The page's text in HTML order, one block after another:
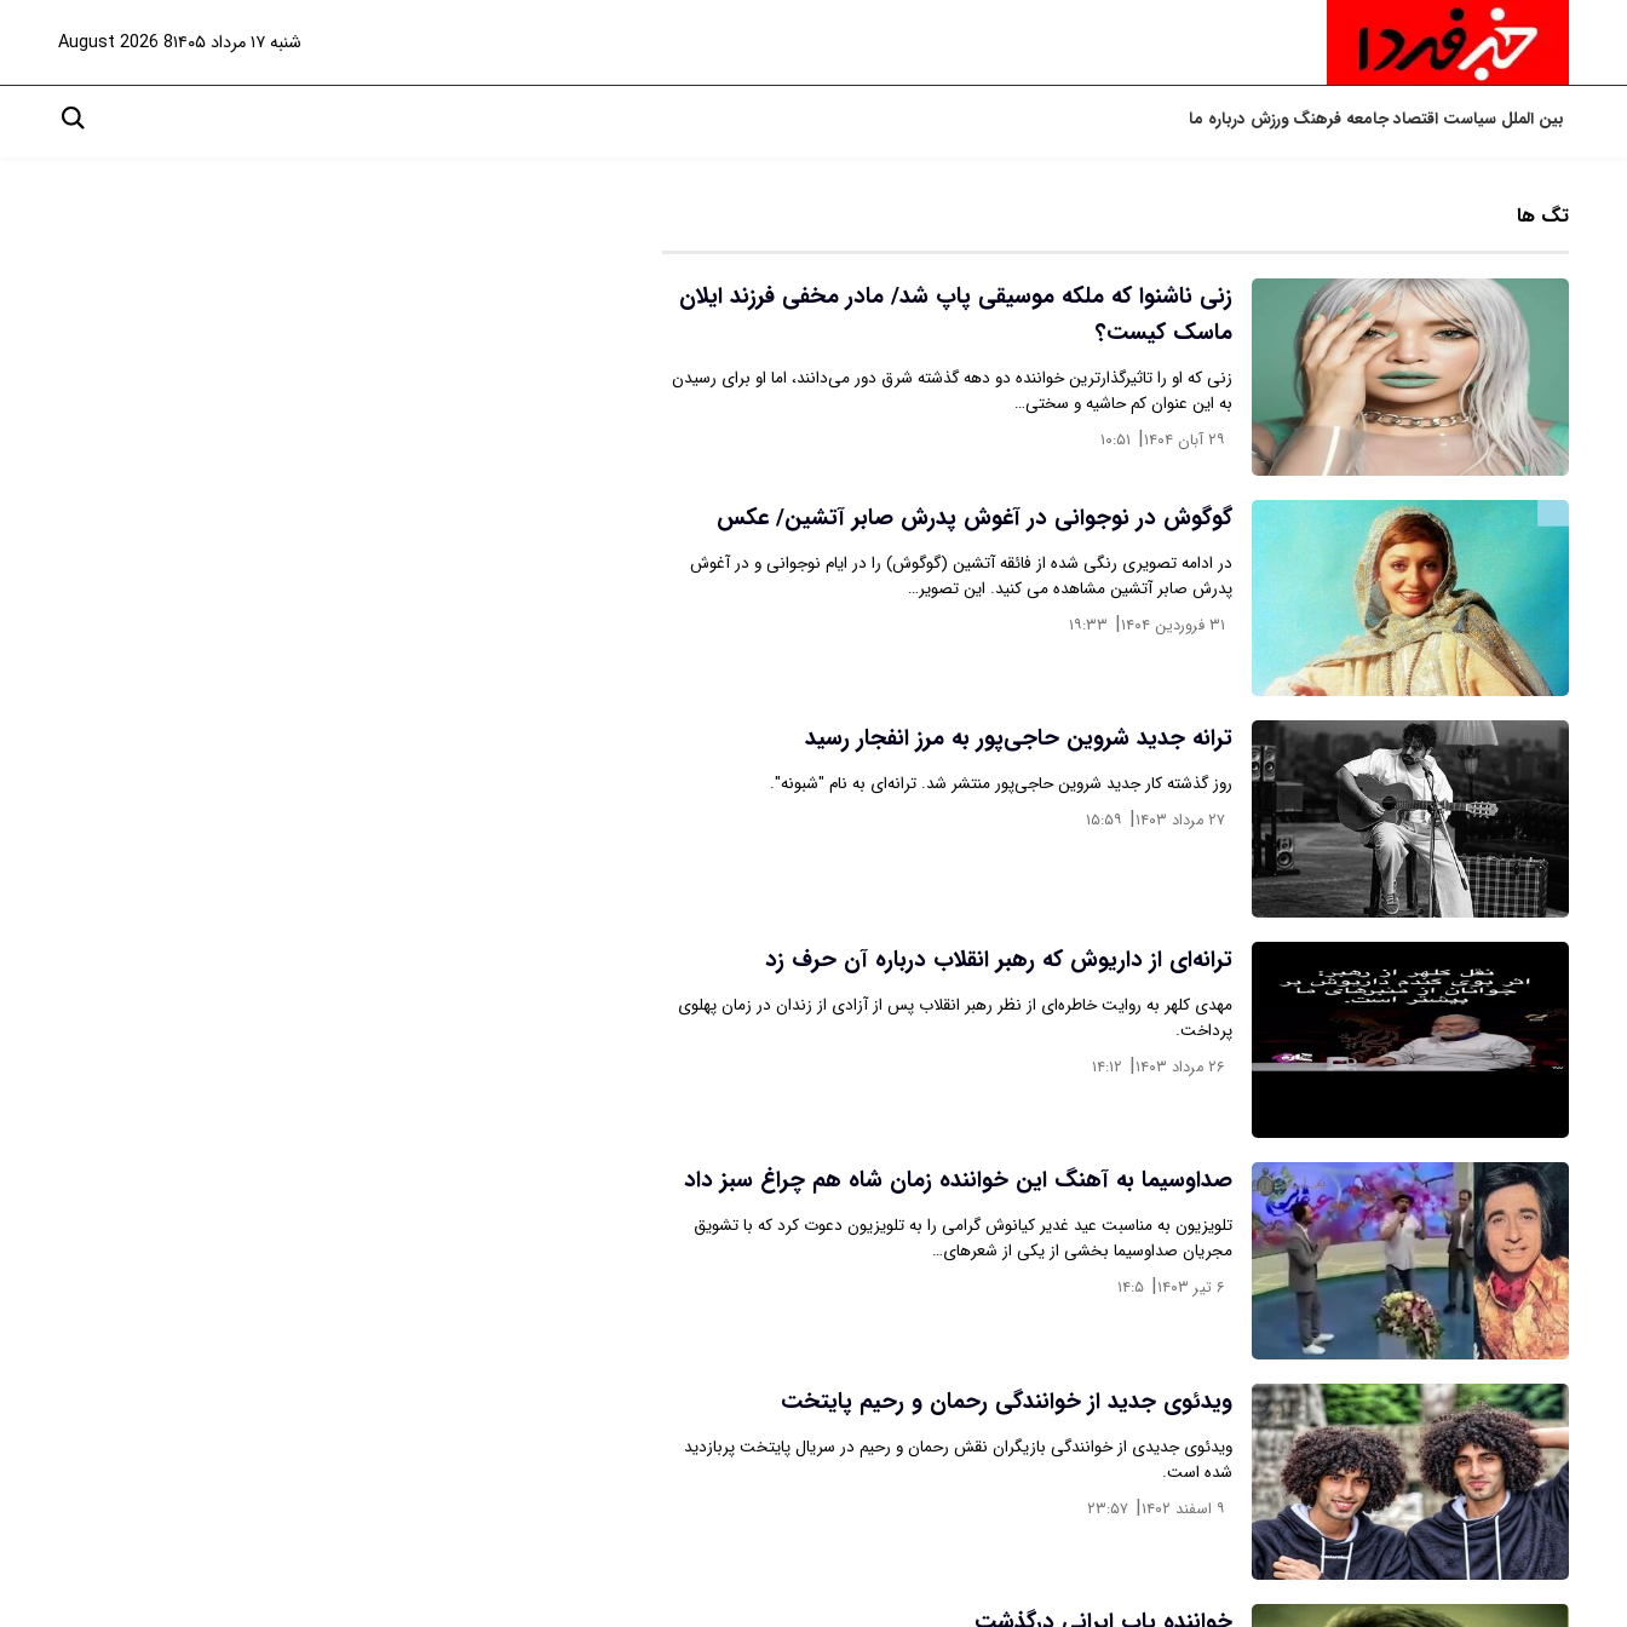
شنبه ۱۷ مرداد ۱۴۰۵ 8 August 2026
بین الملل سیاست اقتصادجامعه فرهنگورزش درباره ما
تگ ها
زنی ناشنوا که ملکه موسیقی پاپ شد/ مادر مخفی فرزند ایلان
ماسک کیست؟
زنی که او را تاثیرگذارترین خواننده دو دهه گذشته شرق دور می‌دانند، اما او برای رسیدن
به این عنوان کم حاشیه و سختی…
۲۹ آبان ۱۴۰۴ | ۱۰:۵۱
گوگوش در نوجوانی در آغوش پدرش صابر آتشین/ عکس
در ادامه تصویری رنگی شده از فائقه آتشین (گوگوش) را در ایام نوجوانی و در آغوش
پدرش صابر آتشین مشاهده می کنید. این تصویر…
۳۱ فروردین ۱۴۰۴ | ۱۹:۳۳
ترانه جدید شروین حاجی‌پور به مرز انفجار رسید
روز گذشته کار جدید شروین حاجی‌پور منتشر شد. ترانه‌ای به نام "شبونه".
۲۷ مرداد ۱۴۰۳ | ۱۵:۵۹
ترانه‌ای از داریوش که رهبر انقلاب درباره آن حرف زد
مهدی کلهر به روایت خاطره‌ای از نظر رهبر انقلاب پس از آزادی از زندان در زمان پهلوی
پرداخت.
۲۶ مرداد ۱۴۰۳ | ۱۴:۱۲
صداوسیما به آهنگ این خواننده زمان شاه هم چراغ سبز داد
تلویزیون به مناسبت عید غدیر کیانوش گرامی را به تلویزیون دعوت کرد که با تشویق
مجریان صداوسیما بخشی از یکی از شعرهای…
۶ تیر ۱۴۰۳ | ۱۴:۵
ویدئوی جدید از خوانندگی رحمان و رحیم پایتخت
ویدئوی جدیدی از خوانندگی بازیگران نقش رحمان و رحیم در سریال پایتخت پربازدید
شده است.
۹ اسفند ۱۴۰۲ | ۲۳:۵۷